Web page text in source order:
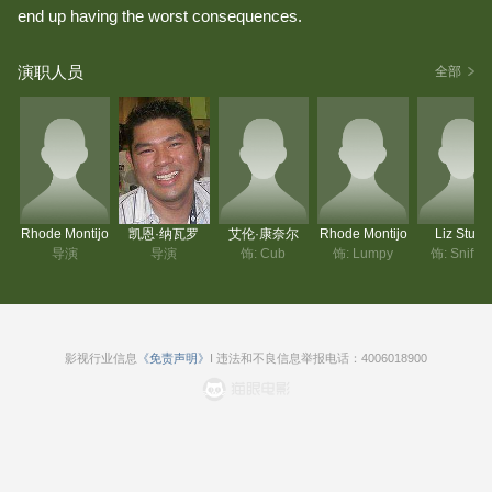
end up having the worst consequences.
演职人员 全部
Rhode Montijo
导演
凯恩·纳瓦罗
导演
艾伦·康奈尔
饰: Cub
Rhode Montijo
饰: Lumpy
Liz Stuart
饰:
影视行业信息 《免责声明》 I 违法和不良信息举报电话：4006018900